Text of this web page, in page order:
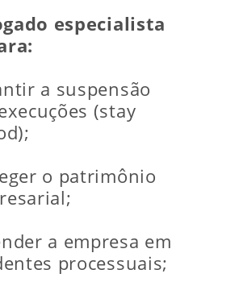
especialista
a suspensão
(stay
o patrimônio
a empresa em
processuais;